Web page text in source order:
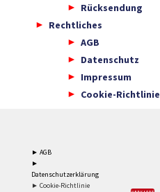
Rücksendung
Rechtliches
AGB
Datenschutz
Impressum
Cookie-Richtlinie
► AGB
►
Datenschutzerklärung
► Cookie-Richtlinie